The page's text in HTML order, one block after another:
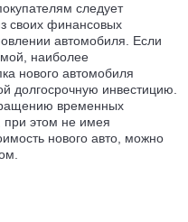
следует
своих финансовых
автомобиля. Если
наиболее
нового автомобиля
долгосрочную инвестицию.
временных
при этом не имея
нового авто, можно